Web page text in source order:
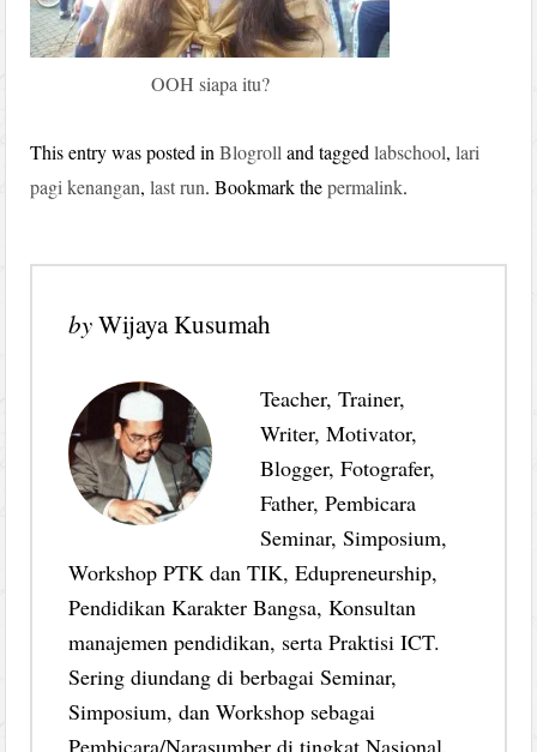
OOH siapa itu?
This entry was posted inBlogroll and taggedlabschool,lari
pagi kenangan,last run. Bookmark thepermalink.
byWijaya Kusumah
Teacher, Trainer,
Writer, Motivator,
Blogger, Fotografer,
Father, Pembicara
Seminar, Simposium,
Workshop PTK dan TIK, Edupreneurship,
Pendidikan Karakter Bangsa, Konsultan
manajemen pendidikan, serta Praktisi ICT.
Sering diundang di berbagai Seminar,
Simposium, dan Workshop sebagai
Pembicara/Narasumber di tingkat Nasional.